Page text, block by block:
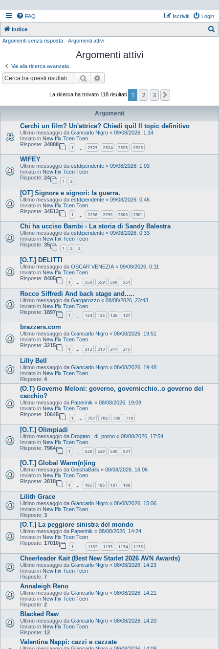
FAQ Login
Iscriviti
Indice
Argomenti senza risposta Argomenti attivi
Argomenti attivi
Vai alla ricerca avanzata
Cerca
La ricerca ha trovato 118 risultati 1 2 3
Argomenti
Cerchi un film? Un'attrice? Chiedi qui! Il topic definitivo
Ultimo messaggio da Giancarlo Nigro « 09/08/2026, 1:14
Inviato in New Ifix Tcen Tcen
Risposte: 34888
1 2323 2324 2325 2326
WIFEY
Ultimo messaggio da estdipendente « 09/08/2026, 1:03
Inviato in New Ifix Tcen Tcen
Risposte: 24
1 2
[OT] Signore e signori: la guerra.
Ultimo messaggio da estdipendente « 09/08/2026, 0:46
Inviato in New Ifix Tcen Tcen
Risposte: 34513
1 2298 2299 2300 2301
Chi ha ucciso Bambi - La storia di Sandy Balestra
Ultimo messaggio da estdipendente « 09/08/2026, 0:33
Inviato in New Ifix Tcen Tcen
Risposte: 35
1 2 3
[O.T.] DELITTI
Ultimo messaggio da OSCAR VENEZIA « 09/08/2026, 0:11
Inviato in New Ifix Tcen Tcen
Risposte: 8405
1 … 558 559 560 561
Rocco Siffredi And back stage and.....
Ultimo messaggio da Gargarozzo « 08/08/2026, 23:43
Inviato in New Ifix Tcen Tcen
Risposte: 1897
1 124 125 126 127
brazzers.com
Ultimo messaggio da Giancarlo Nigro « 08/08/2026, 19:51
Inviato in New Ifix Tcen Tcen
Risposte: 3215
1 … 212 213 214 215
Lilly Bell
Ultimo messaggio da Giancarlo Nigro « 08/08/2026, 19:48
Inviato in New Ifix Tcen Tcen
Risposte: 4
(O.T) Governo Meloni: governo, governicchio..o governo del
cacchio?
Ultimo messaggio da Paperinik « 08/08/2026, 19:09
Inviato in New Ifix Tcen Tcen
Risposte: 10645
1 … 707 708 709 710
[O.T.] Olimpiadi
Ultimo messaggio da Drogato_ di_porno « 08/08/2026, 17:54
Inviato in New Ifix Tcen Tcen
Risposte: 7964
1 528 529 530 531
[O.T.] Global Warm(n)ing
Ultimo messaggio da GeishaBalls « 08/08/2026, 16:06
Inviato in New Ifix Tcen Tcen
Risposte: 2818
1 … 185 186 187 188
Lilith Grace
Ultimo messaggio da Giancarlo Nigro « 08/08/2026, 15:06
Inviato in New Ifix Tcen Tcen
Risposte: 3
[O.T.] La peggiore sinistra del mondo
Ultimo messaggio da Paperinik « 08/08/2026, 14:24
Inviato in New Ifix Tcen Tcen
Risposte: 17010
1 … 1132 1133 1134 1135
Cheerleader Kait (Best New Starlet 2026 AVN Awards)
Ultimo messaggio da Giancarlo Nigro « 08/08/2026, 14:23
Inviato in New Ifix Tcen Tcen
Risposte: 7
Annaleigh Reno
Ultimo messaggio da Giancarlo Nigro « 08/08/2026, 14:21
Inviato in New Ifix Tcen Tcen
Risposte: 2
Blacked Raw
Ultimo messaggio da Giancarlo Nigro « 08/08/2026, 14:20
Inviato in New Ifix Tcen Tcen
Risposte: 12
Valentina Nappi: cazzi e cazzate